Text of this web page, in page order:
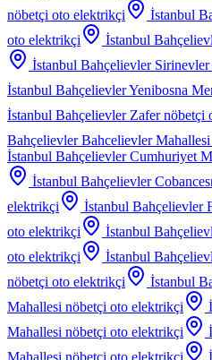
nöbetçi oto elektrikçi
İstanbul
oto elektrikçi
İstanbul
İstanbul Bahçelievler Sirinevler
İstanbul Bahçelievler Yenibosna
İstanbul Bahçelievler Zafer nöbetçi
Bahçelievler Bahcelievler Mahallesi
İstanbul Bahçelievler Cumhuriyet
İstanbul Bahçelievler
elektrikçi
İstanbul Bahçelievler
oto elektrikçi
İstanbul
oto elektrikçi
İstanbul
nöbetçi oto elektrikçi
İstanbul
Mahallesi nöbetçi oto elektrikçi
Mahallesi nöbetçi oto elektrikçi